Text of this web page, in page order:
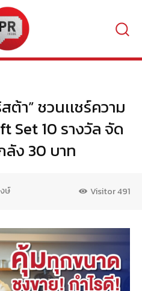
า” ชวนเเชร์ความ
Set 10 รางวัล จัด
ลัง 30 บาท
ษ์ Visitor491